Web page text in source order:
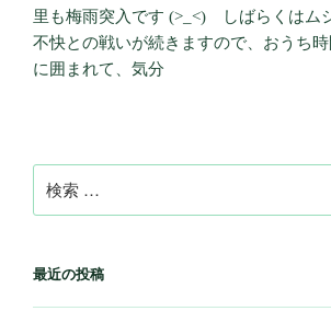
里も梅雨突入です (>_<) しばらくはム
不快との戦いが続きますので、おうち
に囲まれて、気分
索:
最近の投稿